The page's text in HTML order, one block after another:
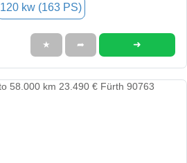
120 kw (163 PS)
★ ➦ ➜